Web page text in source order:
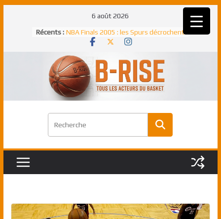
6 août 2026
Récents : meilleur défenseur d’une saison NBA
NBA Finals 2005 : les Spurs décrochent
un troisième titre NBA, la rude bataille
face aux Pistons
NBA Finals 2021 : les Bucks et Giannis
Antetokounmpo triomphent, le Greek
Freek élu MVP
match à plus de 40 points en NBA, le
canadien transcendant face aux Spurs